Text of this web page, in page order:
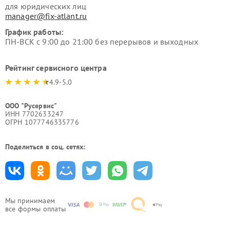
Мы принимаем
все формы оплаты
для юридических лиц
manager@fix-atlant.ru
График работы:
ПН-ВСК с 9:00 до 21:00 без перерывов и выходных
Рейтинг сервисного центра
4.9-5.0
ООО "Русервис"
ИНН 7702633247
ОГРН 1077746335776
Поделиться в соц. сетях: